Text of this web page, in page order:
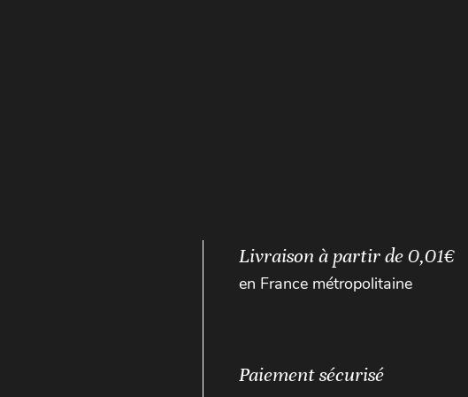
Livraison à partir de 0,01€
en France métropolitaine
Paiement sécurisé